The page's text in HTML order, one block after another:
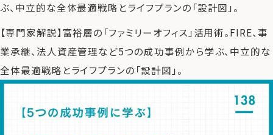
初めての方へ
ご利用の流れ・プラン
事例紹介
エキスパート一覧
コラム
ぶ、中立的な全体最適戦略とライフプランの「設計図」。
【専門家解説】富裕層の「ファミリーオフィス」活用術。FIRE、事
業承継、法人資産管理など5つの成功事例から学ぶ、中立的な
全体最適戦略とライフプランの「設計図」。